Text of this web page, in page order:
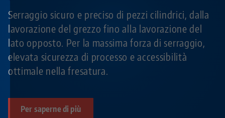
Serraggio sicuro e preciso di pezzi cilindrici, dalla
lavorazione del grezzo fino alla lavorazione del
lato opposto. Per la massima forza di serraggio,
elevata sicurezza di processo e accessibilità
ottimale nella fresatura.
Per saperne di più